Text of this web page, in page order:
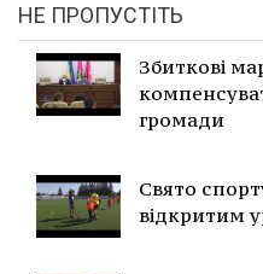
НЕ ПРОПУСТІТЬ
Збиткові
громади
Свято
відкритим